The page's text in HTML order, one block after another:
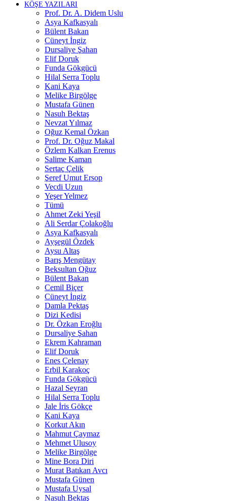
KÖŞE YAZILARI
Prof. Dr. A. Didem Uslu
Asya Kafkasyalı
Bülent Bakan
Cüneyt İngiz
Dursaliye Şahan
Elif Doruk
Funda Gökgücü
Hilal Serra Toplu
Kani Kaya
Melike Birgölge
Mustafa Günen
Nasuh Bektaş
Nevzat Yılmaz
Oğuz Kemal Özkan
Prof. Dr. Oğuz Makal
Özlem Kalkan Erenus
Salime Kaman
Sertaç Çelik
Şeref Umut Ersop
Vecdi Uzun
Yeşer Yelmez
Tümü
Ahmet Zeki Yeşil
Ali Serdar Çolakoğlu
Asya Kafkasyalı
Ayşegül Özdek
Aysu Altaş
Barış Mengütay
Beksultan Oğuz
Bülent Bakan
Cemil Biçer
Cüneyt İngiz
Damla Pektaş
Dizi Kedisi
Dr. Özkan Eroğlu
Dursaliye Şahan
Ekrem Kahraman
Elif Doruk
Enes Çelenay
Erbil Karakoç
Funda Gökgücü
Hazal Seyran
Hilal Serra Toplu
Jale İris Gökçe
Kani Kaya
Korkut Akın
Mahmut Çaymaz
Mehmet Ulusoy
Melike Birgölge
Mine Bora Diri
Murat Batıkan Avcı
Mustafa Günen
Mustafa Uysal
Nasuh Bektaş